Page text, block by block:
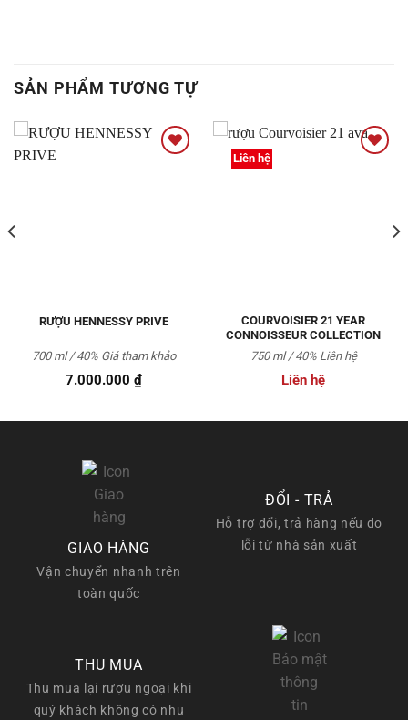
SẢN PHẨM TƯƠNG TỰ
RƯỢU HENNESSY PRIVE
7.000.000₫
700 ml / 40% Giá tham khảo
Liên hệ
COURVOISIER 21 YEAR
CONNOISSEUR COLLECTION
Liên hệ
750 ml / 40% Liên hệ
GIAO HÀNG
Vận chuyển nhanh trên
toàn quốc
ĐỔI - TRẢ
Hỗ trợ đổi, trả hàng nếu do
lỗi từ nhà sản xuất
THU MUA
Thu mua lại rượu ngoại khi
quý khách không có nhu